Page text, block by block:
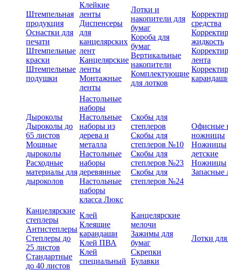
Штемпельная
продукция
Оснастки для
печати
Штемпельные
краски
Штемпельные
подушки
Клейкие
ленты
Диспенсеры
для
канцелярских
лент
Канцелярские
ленты
Монтажные
ленты
Лотки и
накопители для
бумаг
Короба для
бумаг
Вертикальные
накопители
Комплектующие
для лотков
средства
жидкость
лента
Дыроколы
Дыроколы до
65 листов
Мощные
дыроколы
Расходные
материалы для
дыроколов
Настольные
наборы
Настольные
наборы из
дерева и
металла
Настольные
наборы
деревянные
Настольные
наборы
класса Люкс
Скобы для
степлеров
Скобы для
степлеров №10
Скобы для
степлеров №23
Скобы для
степлеров №24
Офисные
ножницы
Ножницы
детские
Ножницы
Запасные
Канцелярские
степлеры
Антистеплеры
Степлеры до
25 листов
Стандартные
до 40 листов
Клей
Клеящие
карандаши
Клей ПВА
Клей
специальный
Канцелярские
мелочи
Зажимы для
бумаг
Скрепки
Булавки
Лотки